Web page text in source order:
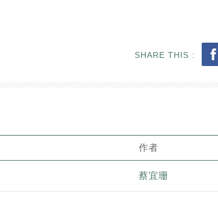
SHARE THIS :
作者
蔡宜珊